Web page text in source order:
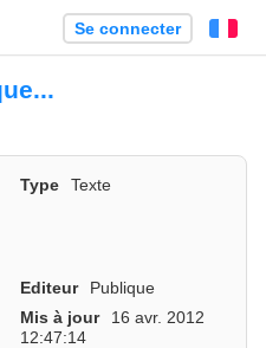
Se connecter
Type
Texte
Editeur
Publique
Mis à jour
16 avr. 2012
12:47:14